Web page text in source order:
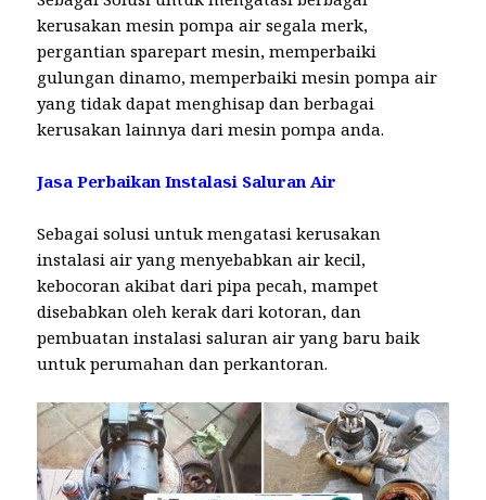
kerusakan mesin pompa air segala merk,
pergantian sparepart mesin, memperbaiki
gulungan dinamo, memperbaiki mesin pompa air
yang tidak dapat menghisap dan berbagai
kerusakan lainnya dari mesin pompa anda.
Jasa Perbaikan Instalasi Saluran Air
Sebagai solusi untuk mengatasi kerusakan
instalasi air yang menyebabkan air kecil,
kebocoran akibat dari pipa pecah, mampet
disebabkan oleh kerak dari kotoran, dan
pembuatan instalasi saluran air yang baru baik
untuk perumahan dan perkantoran.